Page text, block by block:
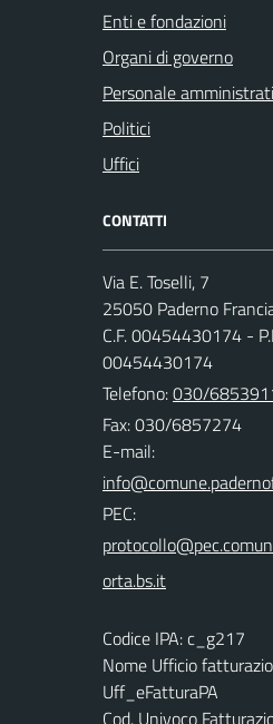
Enti e fondazioni
Organi di governo
Personale
Politici
Uffici
CONTATTI
Via E. Toselli, 7
25050 Paderno
C.F. 00454430174 -
00454430174
Telefono:030/
Fax: 030/6857274
E-mail:
PEC:
Codice IPA: c_g217
Nome Ufficio
Uff_eFatturaPA
Cod. Univoco